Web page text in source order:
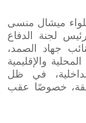
ميشال منسى
لجنة الدفاع
جهاد الصمد،
والإقليمية
في ظل
خصوصًا عقب